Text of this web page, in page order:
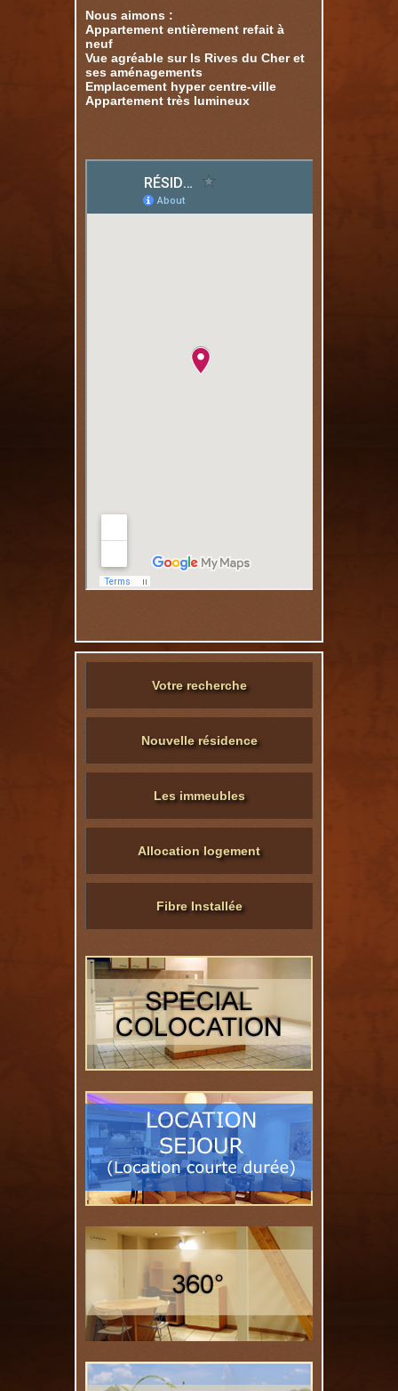
Nous aimons :
Appartement entièrement refait à
neuf
Vue agréable sur ls Rives du Cher et
ses aménagements
Emplacement hyper centre-ville
Appartement très lumineux
Votre recherche
Nouvelle résidence
Les immeubles
Allocation logement
Fibre Installée